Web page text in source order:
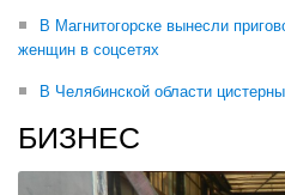
В Магнитогорске вынесли
женщин в соцсетях
В Челябинской области
БИЗНЕС